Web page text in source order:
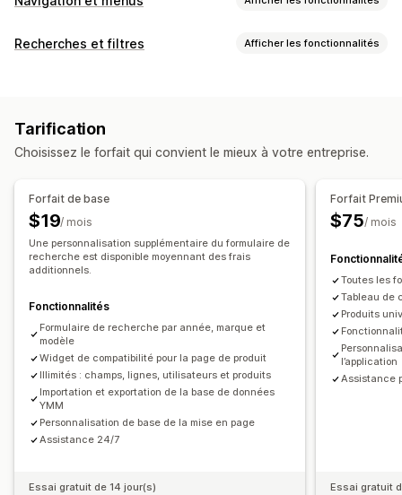
Style de menu
Personnalisation
Éditeur avec fonction de glisser-déposer
CSS personnalisées
Optimisation pour le format mobile
Recherches et filtres Afficher les fonctionnalités
Mise en avant des produits
Recherche personnalisée Barre de recherche
Optimisation pour le format mobile
CSS personnalisées
Affichage des filtres
Filtres personnalisés Page de résultats de la recherche Tri
Tarification
Choisissez le forfait qui convient le mieux à votre entreprise.
Forfait de base
$19/ mois
Une personnalisation supplémentaire du formulaire de
recherche est disponible moyennant des frais
additionnels.
Fonctionnalités
Formulaire de recherche par année, marque et
modèle
Widget de compatibilité pour la page de produit
Illimités : champs, lignes, utilisateurs et produits
Importation et exportation de la base de données
YMM
Personnalisation de base de la mise en page
Assistance 24/7
Essai gratuit de 14 jour(s)
Forfait
$75/ mois
Toutes les
Tableau de
Produits
l’application
Assistance
Essai gratuit